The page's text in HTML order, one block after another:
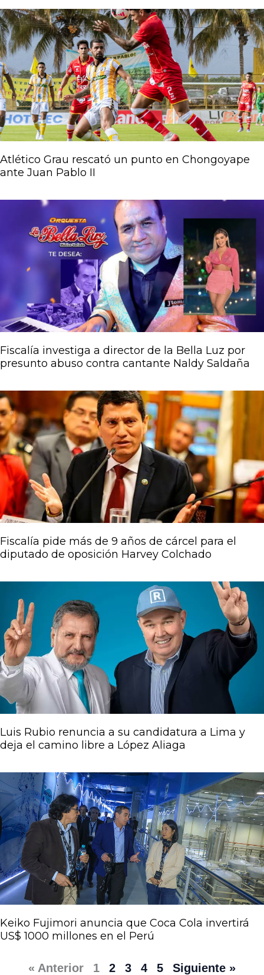
Atlético Grau rescató un punto en Chongoyape
ante Juan Pablo II
Fiscalía investiga a director de la Bella Luz por
presunto abuso contra cantante Naldy Saldaña
Fiscalía pide más de 9 años de cárcel para el
diputado de oposición Harvey Colchado
Luis Rubio renuncia a su candidatura a Lima y
deja el camino libre a López Aliaga
Keiko Fujimori anuncia que Coca Cola invertirá
US$ 1000 millones en el Perú
« Anterior 1 2 3 4 5 Siguiente »